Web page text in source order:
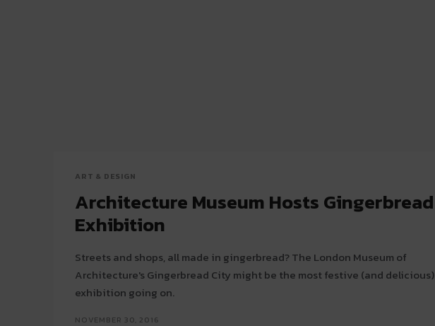
ART & DESIGN
Architecture Museum Hosts Gingerbread
Exhibition
Streets and shops, all made in gingerbread? The London Museum of
Architecture's Gingerbread City might be the most festive (and delicious)
exhibition going on.
NOVEMBER 30, 2016